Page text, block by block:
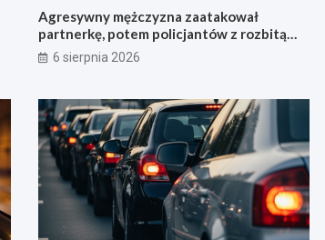
Agresywny mężczyzna zaatakował
partnerkę, potem policjantów z rozbitą
butelką
6 sierpnia 2026